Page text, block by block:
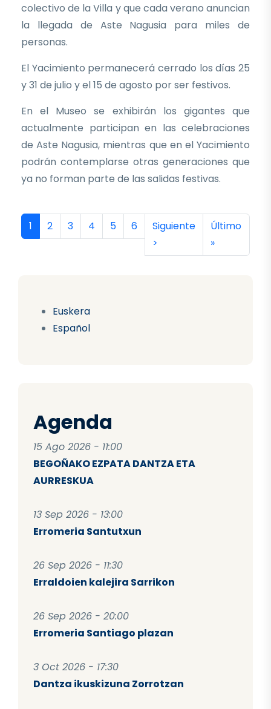
Euskera
Español
Agenda
15 Ago 2026 - 11:00
BEGOÑAKO EZPATA DANTZA ETA
AURRESKUA
13 Sep 2026 - 13:00
Erromeria Santutxun
26 Sep 2026 - 11:30
Erraldoien kalejira Sarrikon
26 Sep 2026 - 20:00
Erromeria Santiago plazan
3 Oct 2026 - 17:30
Dantza ikuskizuna Zorrotzan
colectivo de la Villa y que cada verano anuncian
la llegada de Aste Nagusia para miles de
personas.
El Yacimiento permanecerá cerrado los días 25
y 31 de julio y el 15 de agosto por ser festivos.
En el Museo se exhibirán los gigantes que
actualmente participan en las celebraciones
de Aste Nagusia, mientras que en el Yacimiento
podrán contemplarse otras generaciones que
ya no forman parte de las salidas festivas.
Paginación
Página actual
1 Página
2 Página
3 Página
4 Página
5 Página
6 Siguiente página
Siguiente
>
Última
Último
»